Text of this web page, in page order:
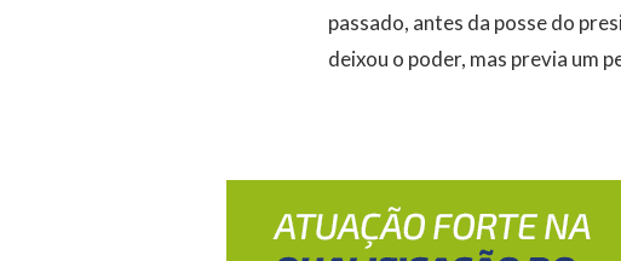
passado, antes da posse do
deixou o poder, mas previa um